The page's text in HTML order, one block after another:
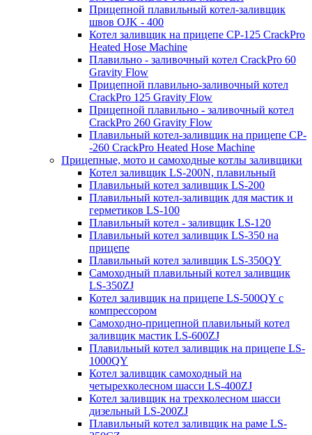
Прицепной плавильный котел-заливщик
швов OJK - 400
Котел заливщик на прицепе CP-125 CrackPro
Heated Hose Machine
Плавильно - заливочный котел CrackPro 60
Gravity Flow
Прицепной плавильно-заливочный котел
CrackPro 125 Gravity Flow
Прицепной плавильно - заливочный котел
CrackPro 260 Gravity Flow
Плавильный котел-заливщик на прицепе CP-
-260 CrackPro Heated Hose Machine
Прицепные, мото и самоходные котлы заливщики
Котел заливщик LS-200N, плавильный
Плавильный котел заливщик LS-200
Плавильный котел-заливщик для мастик и
герметиков LS-100
Плавильный котел - заливщик LS-120
Плавильный котел заливщик LS-350 на
прицепе
Плавильный котел заливщик LS-350QY
Самоходный плавильный котел заливщик
LS-350ZJ
Котел заливщик на прицепе LS-500QY с
компрессором
Самоходно-прицепной плавильный котел
заливщик мастик LS-600ZJ
Плавильный котел заливщик на прицепе LS-
1000QY
Котел заливщик самоходный на
четырехколесном шасси LS-400ZJ
Котел заливщик на трехколесном шасси
дизельный LS-200ZJ
Плавильный котел заливщик на раме LS-